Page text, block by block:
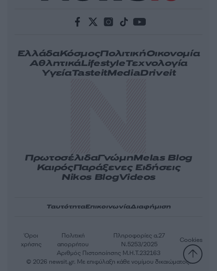
ΕλλάδαΚόσμοςΠολιτικήΟικονομία
ΑθλητικάLifestyleΤεχνολογία
ΥγείαTasteitMediaDriveit
ΠρωτοσέλιδαΓνώμηMelas Blog
ΚαιρόςΠαράξενες Ειδήσεις
Nikos BlogVideos
ΤαυτότηταΕπικοινωνίαΔιαφήμιση
Αριθμός Πιστοποίησης Μ.Η.Τ.232163
Όροι
χρήσης
Πολιτική
απορρήτου
Πληροφορίες α.27
Ν.5253/2025
Cookies
© 2026 newsit.gr. Με επιφύλαξη κάθε νομίμου δικαιώματος.